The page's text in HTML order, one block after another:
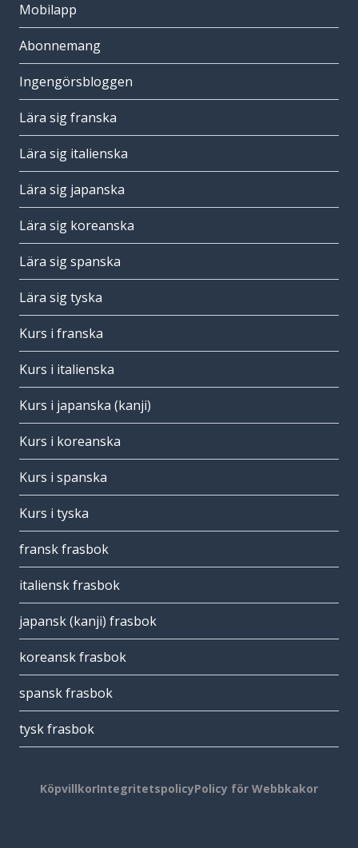
Mobilapp
Abonnemang
Ingengörsbloggen
Lära sig franska
Lära sig italienska
Lära sig japanska
Lära sig koreanska
Lära sig spanska
Lära sig tyska
Kurs i franska
Kurs i italienska
Kurs i japanska (kanji)
Kurs i koreanska
Kurs i spanska
Kurs i tyska
fransk frasbok
italiensk frasbok
japansk (kanji) frasbok
koreansk frasbok
spansk frasbok
tysk frasbok
KöpvillkorIntegritetspolicyPolicy för Webbkakor